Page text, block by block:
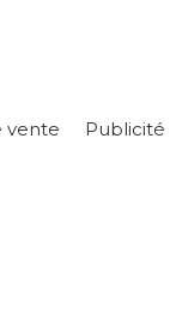
vente Publicité